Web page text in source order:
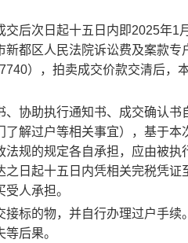
交后次日起十五日内即2025年1
新都区人民法院诉讼费及案款
） ， 拍卖成交价款交清后，
、协助执行通知书、成交确认
解过户等相关事宜）， 基于本
法规的规定各自承担 ，应由被执
之日起十五日内凭相关完税凭证
人承担。
接标的物，并自行办理过户手
后果。